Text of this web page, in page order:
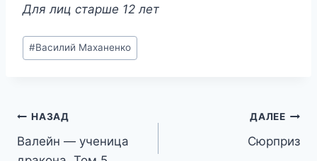
Для лиц старше 12 лет
Метки
записи:
#Василий Маханенко
Навигация
по
НАЗАД
Валейн — ученица
ДАЛЕЕ
Сюрприз